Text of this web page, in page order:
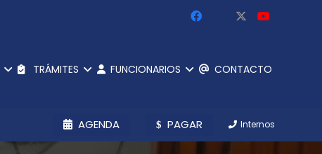
TRÁMITES FUNCIONARIOS CONTACTO
AGENDA PAGAR Internos